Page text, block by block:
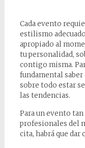
Cada evento
estilismo
apropiado al
tu personalidad,
contigo misma.
fundamental saber
sobre todo estar
las tendencias.
Para un evento
profesionales del
cita, habrá que dar